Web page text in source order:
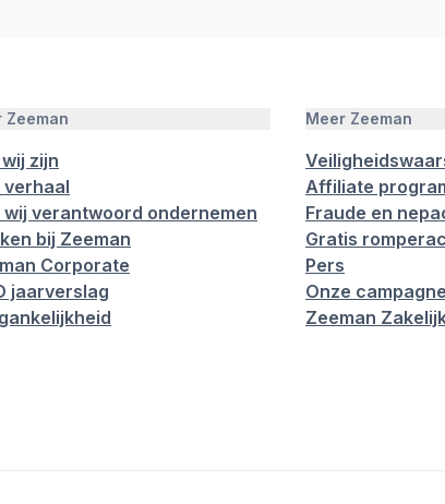
Zeeman
zijn
verhaal
wij verantwoord ondernemen
bij Zeeman
Corporate
jaarverslag
Meer Zeeman
Affiliate
Fraude en
Gratis
Pers
Onze
Zeeman